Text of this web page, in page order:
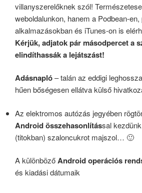
villanyszerelőknek szól!
weboldalunkon, hanem a Podbean-
alkalmazásokban és iTunes-on is
Kérjük, adjatok pár másodpercet a
elindíthassák a lejátszást!
Adásnapló– talán az eddigi
hűen bőségesen ellátva külső
Az elektromos autózás jegyében
Android összehasonlítással
(titokban) szaloncukrot majszol… 🙂
A különbözőAndroid operációs
és kiadási dátumaik